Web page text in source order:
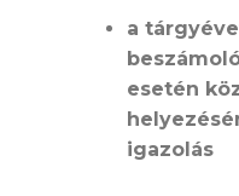
a
esetén
igazolás